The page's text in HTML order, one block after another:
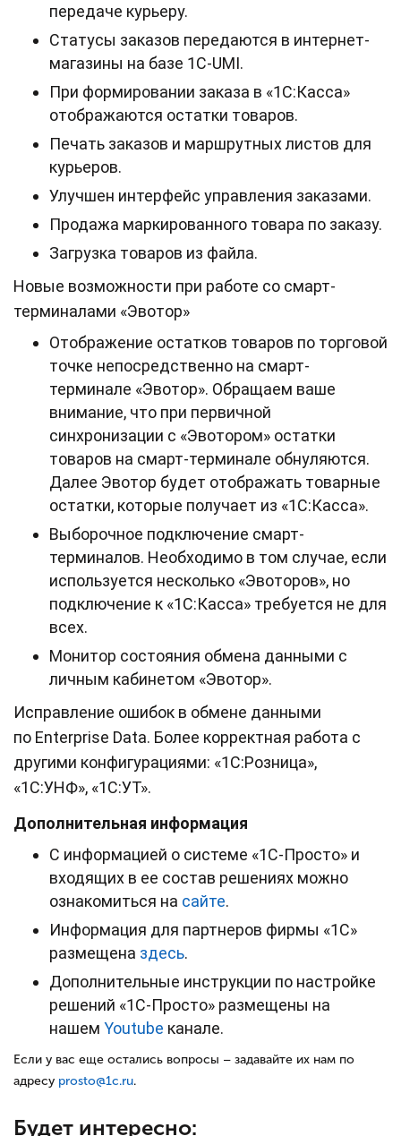
передаче курьеру.
Статусы заказов передаются в интернет-
магазины на базе 1С-UMI.
При формировании заказа в «1С:Касса»
отображаются остатки товаров.
Печать заказов и маршрутных листов для
курьеров.
Улучшен интерфейс управления заказами.
Продажа маркированного товара по заказу.
Загрузка товаров из файла.
Новые возможности при работе со смарт-
терминалами «Эвотор»
Отображение остатков товаров по торговой
точке непосредственно на смарт-
терминале «Эвотор». Обращаем ваше
внимание, что при первичной
синхронизации с «Эвотором» остатки
товаров на смарт-терминале обнуляются.
Далее Эвотор будет отображать товарные
остатки, которые получает из «1С:Касса».
Выборочное подключение смарт-
терминалов. Необходимо в том случае, если
используется несколько «Эвоторов», но
подключение к «1С:Касса» требуется не для
всех.
Монитор состояния обмена данными с
личным кабинетом «Эвотор».
Исправление ошибок в обмене данными
по Enterprise Data. Более корректная работа с
другими конфигурациями: «1С:Розница»,
«1С:УНФ», «1С:УТ».
Дополнительная информация
С информацией о системе «1С-Просто» и
входящих в ее состав решениях можно
ознакомиться на сайте.
Информация для партнеров фирмы «1С»
размещена здесь.
Дополнительные инструкции по настройке
решений «1С-Просто» размещены на
нашем Youtube канале.
Если у вас еще остались вопросы – задавайте их нам по
адресу prosto@1c.ru.
Будет интересно: